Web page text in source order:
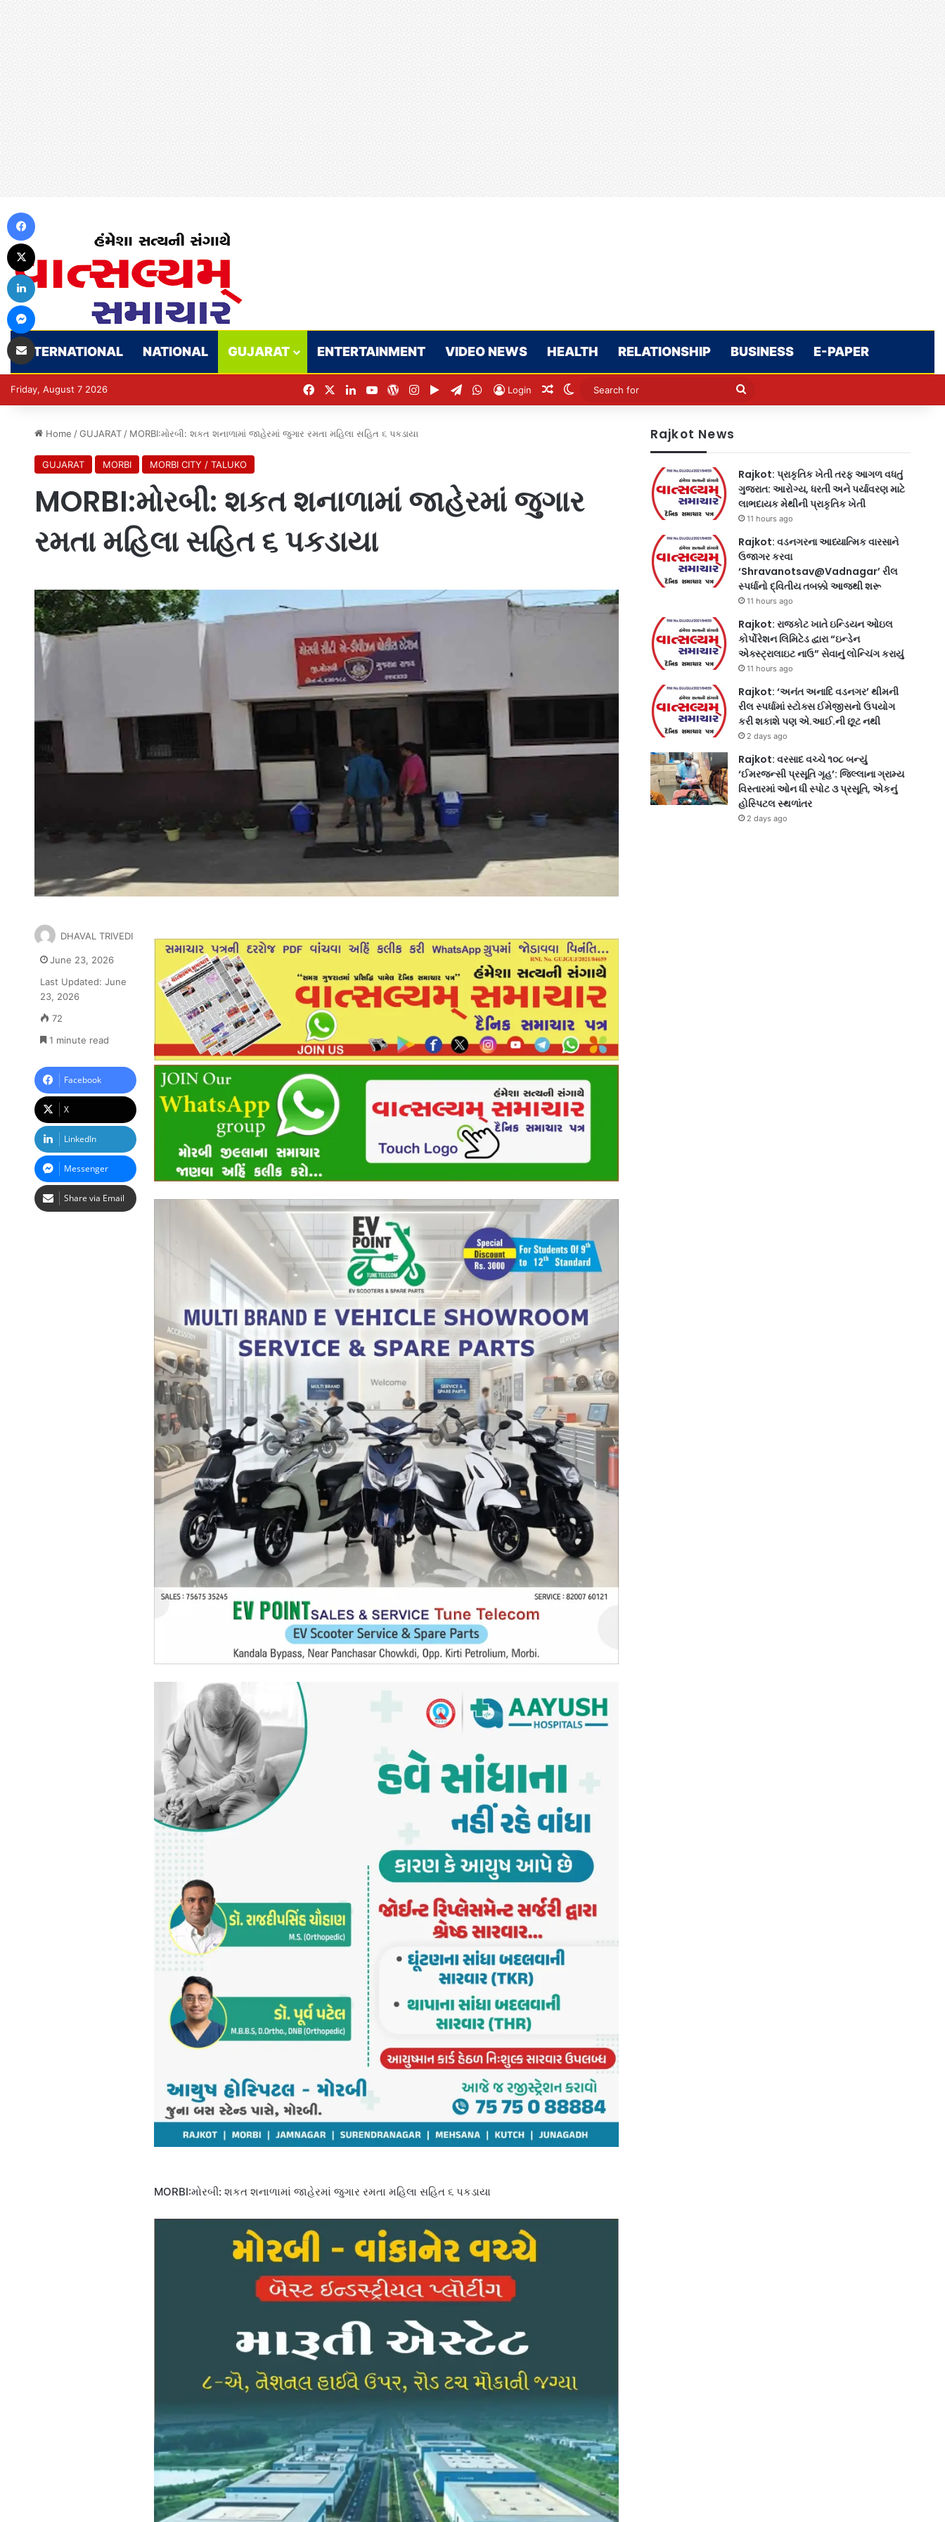
INTERNATIONAL NATIONAL GUJARAT ENTERTAINMENT VIDEO NEWS HEALTH RELATIONSHIP BUSINESS E-PAPER
Friday, August 7 2026 FacebookLinkedInYouTubeWordPress
Instagram
Google Play
Telegram
WhatsApp
Login Random Article
Switch skin
Search
Home / GUJARAT / MORBI:મોરબી: શકત શનાળામાં જાહેરમાં જુગાર રમતા મહિલા સહિત ૬ પકડાયા
GUJARAT MORBI MORBI CITY / TALUKO
MORBI:મોરબી: શકત શનાળામાં જાહેરમાં જુગાર
રમતા મહિલા સહિત ૬ પકડાયા
MORBI:મોરબી: શકત શનાળામાં જાહેરમાં જુગાર રમતા મહિલા સહિત ૬ પકડાયા
DHAVAL TRIVEDI
June 23, 2026
Last Updated: June
23, 2026
72
1 minute read
Facebook
X
LinkedIn
Messenger
Share via Email
Rajkot News
Rajkot: પ્રાકૃતિક ખેતી તરફ આગળ વધતું
ગુજરાત: આરોગ્ય, ધરતી અને પર્યાવરણ માટે
લાભદાયક મેથીની પ્રાકૃતિક ખેતી
11 hours ago
Rajkot: વડનગરના આધ્યાત્મિક વારસાને
ઉજાગર કરવા
‘Shravanotsav@Vadnagar’ રીલ
સ્પર્ધાનો દ્વિતીય તબક્કો આજથી શરૂ
11 hours ago
Rajkot: રાજકોટ ખાતે ઇન્ડિયન ઓઇલ
કોર્પોરેશન લિમિટેડ દ્વારા “ઇન્ડેન
એક્સ્ટ્રાલાઇટ નાઉ” સેવાનું લોન્ચિંગ કરાયું
11 hours ago
Rajkot: ‘અનંત અનાદિ વડનગર’ થીમની
રીલ સ્પર્ધામાં સ્ટોક્સ ઈમેજીસનો ઉપયોગ
કરી શકાશે પણ એ.આઈ.ની છૂટ નથી
2 days ago
Rajkot: વરસાદ વચ્ચે ૧૦૮ બન્યું
‘ઈમરજન્સી પ્રસૂતિ ગૃહ’: જિલ્લાના ગ્રામ્ય
વિસ્તારમાં ઓન ધી સ્પોટ ૩ પ્રસૂતિ, એકનું
હોસ્પિટલ સ્થળાંતર
2 days ago
LinkedIn